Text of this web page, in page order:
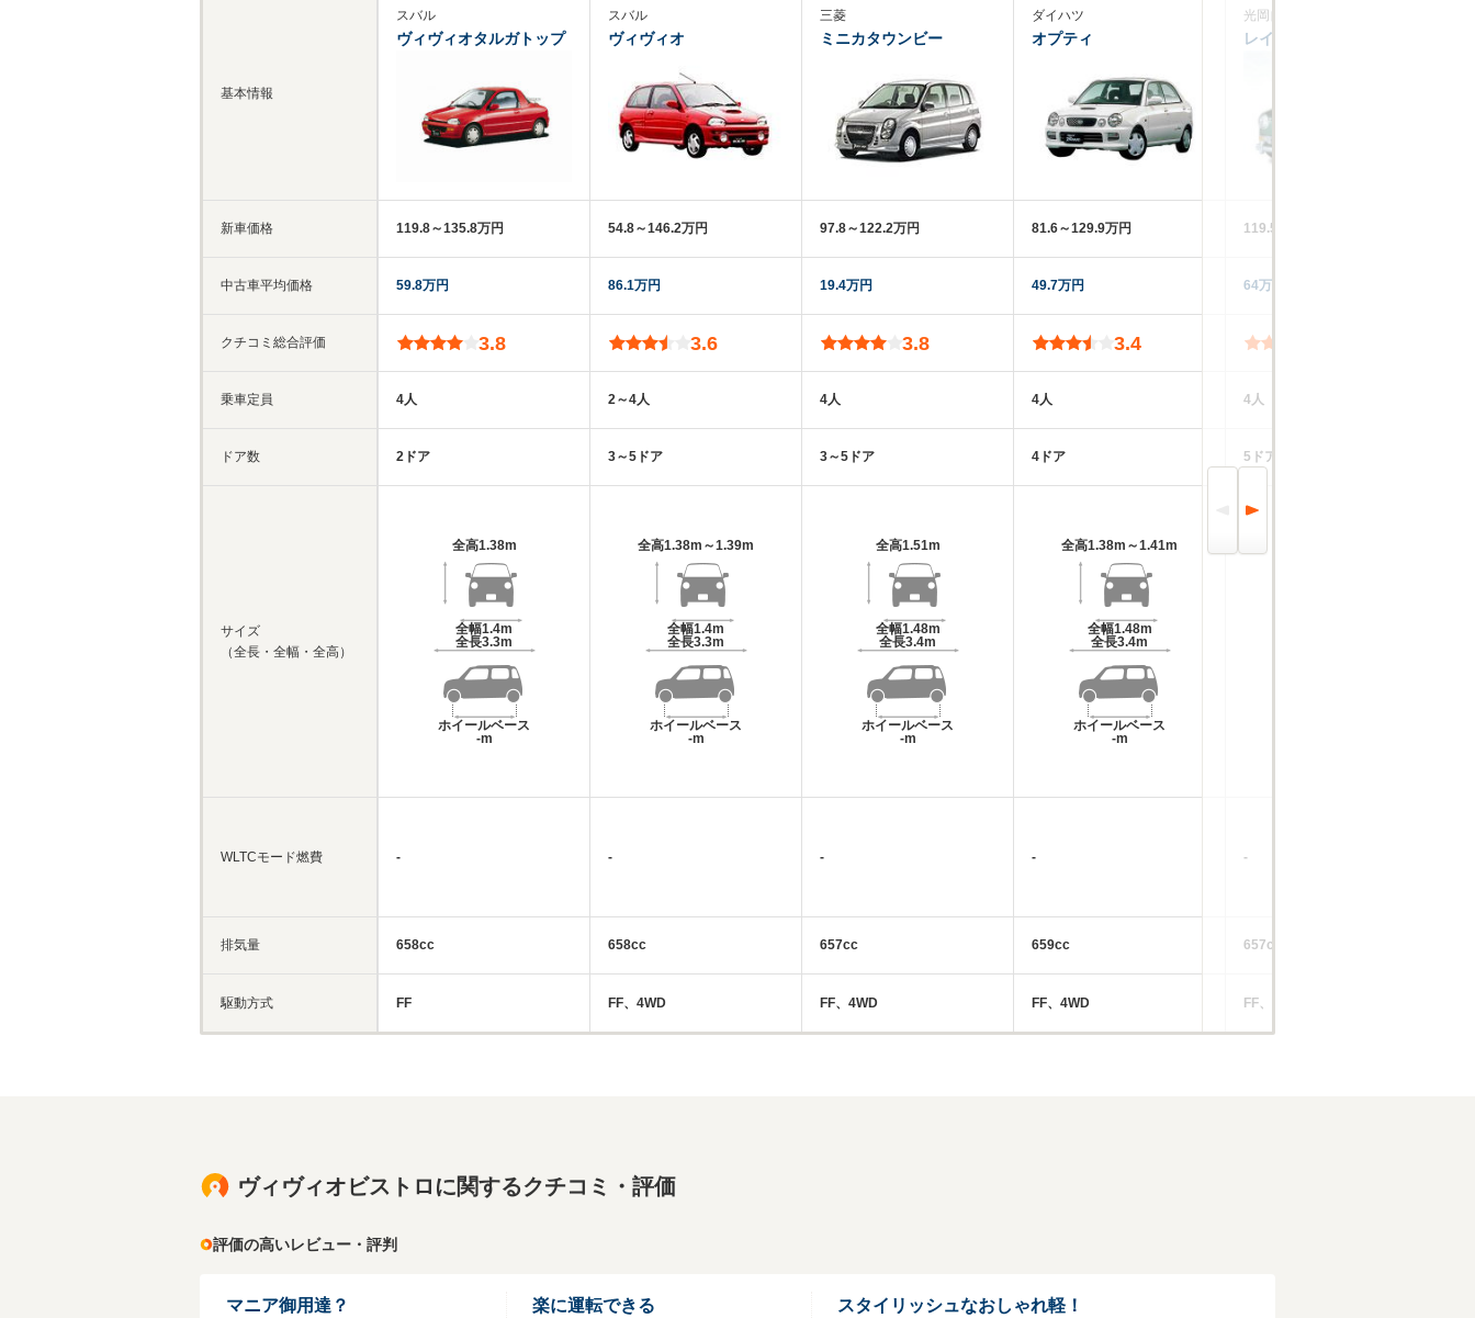
基本情報
新車価格
中古車平均価格
クチコミ総合評価
乗車定員
ドア数
サイズ
（全長・全幅・全高）
WLTCモード燃費
排気量
駆動方式
スバル
ヴィヴィオタルガトップ
119.8～135.8万円
59.8万円
3.8
4人
2ドア
全高1.38m
全幅1.4m
全長3.3m
ホイールベース
-m
-
658cc
FF
スバル
ヴィヴィオ
54.8～146.2万円
86.1万円
3.6
2～4人
3～5ドア
全高1.38m～1.39m
全幅1.4m
全長3.3m
ホイールベース
-m
-
658cc
FF、4WD
三菱
ミニカタウンビー
97.8～122.2万円
19.4万円
3.8
4人
3～5ドア
全高1.51m
全幅1.48m
全長3.4m
ホイールベース
-m
-
657cc
FF、4WD
ダイハツ
オプティ
81.6～129.9万円
49.7万円
3.4
4人
4ドア
全高1.38m～1.41m
全幅1.48m
全長3.4m
ホイールベース
-m
-
659cc
FF、4WD
光岡自動車
レイ
119.5～129.5万円
64万円
4人
5ドア
-
657cc
FF、4WD
ヴィヴィオビストロに関するクチコミ・評価
評価の高いレビュー・評判
マニア御用達？ 楽に運転できる スタイリッシュなおしゃれ軽！